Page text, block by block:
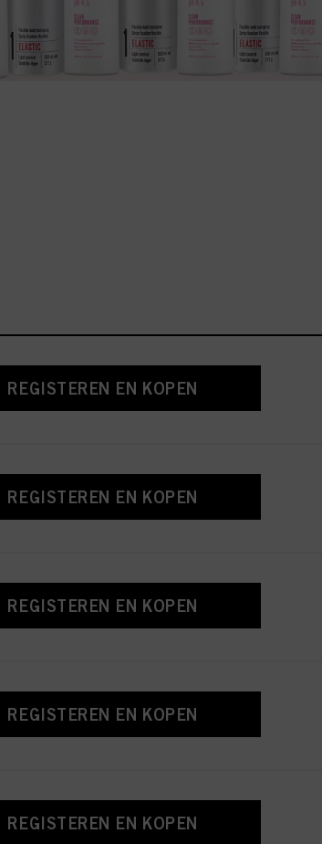
REGISTEREN EN KOPEN
REGISTEREN EN KOPEN
REGISTEREN EN KOPEN
REGISTEREN EN KOPEN
REGISTEREN EN KOPEN